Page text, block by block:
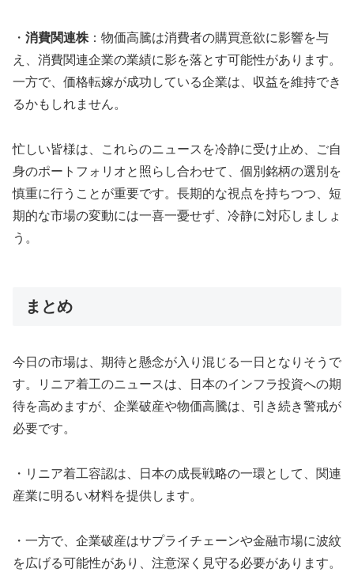
・ 消費関連株 ：物価高騰は消費者の購買意欲に影響を与
え、消費関連企業の業績に影を落とす可能性があります。
一方で、価格転嫁が成功している企業は、収益を維持でき
るかもしれません。
忙しい皆様は、これらのニュースを冷静に受け止め、ご自
身のポートフォリオと照らし合わせて、個別銘柄の選別を
慎重に行うことが重要です。長期的な視点を持ちつつ、短
期的な市場の変動には一喜一憂せず、冷静に対応しましょ
う。
まとめ
今日の市場は、期待と懸念が入り混じる一日となりそうで
す。リニア着工のニュースは、日本のインフラ投資への期
待を高めますが、企業破産や物価高騰は、引き続き警戒が
必要です。
・リニア着工容認は、日本の成長戦略の一環として、関連
産業に明るい材料を提供します。
・一方で、企業破産はサプライチェーンや金融市場に波紋
を広げる可能性があり、注意深く見守る必要があります。